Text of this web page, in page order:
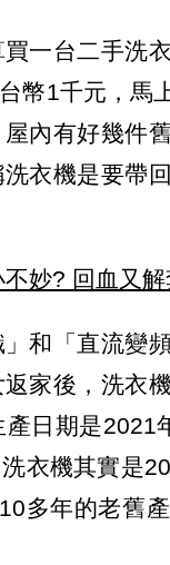
一台二手洗
幣1千元，馬
內有好幾件
衣機是要帶
妙? 回血又解
和「直流變
家後，洗衣
日期是2021
衣機其實是
多年的老舊